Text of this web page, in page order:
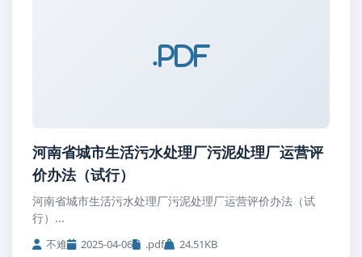
.pdf
河南省城市生活污水处理厂污泥处理厂运营评
价办法（试行）
河南省城市生活污水处理厂污泥处理厂运营评价办法（试
行）...
不难 2025-04-06 .pdf 24.51KB